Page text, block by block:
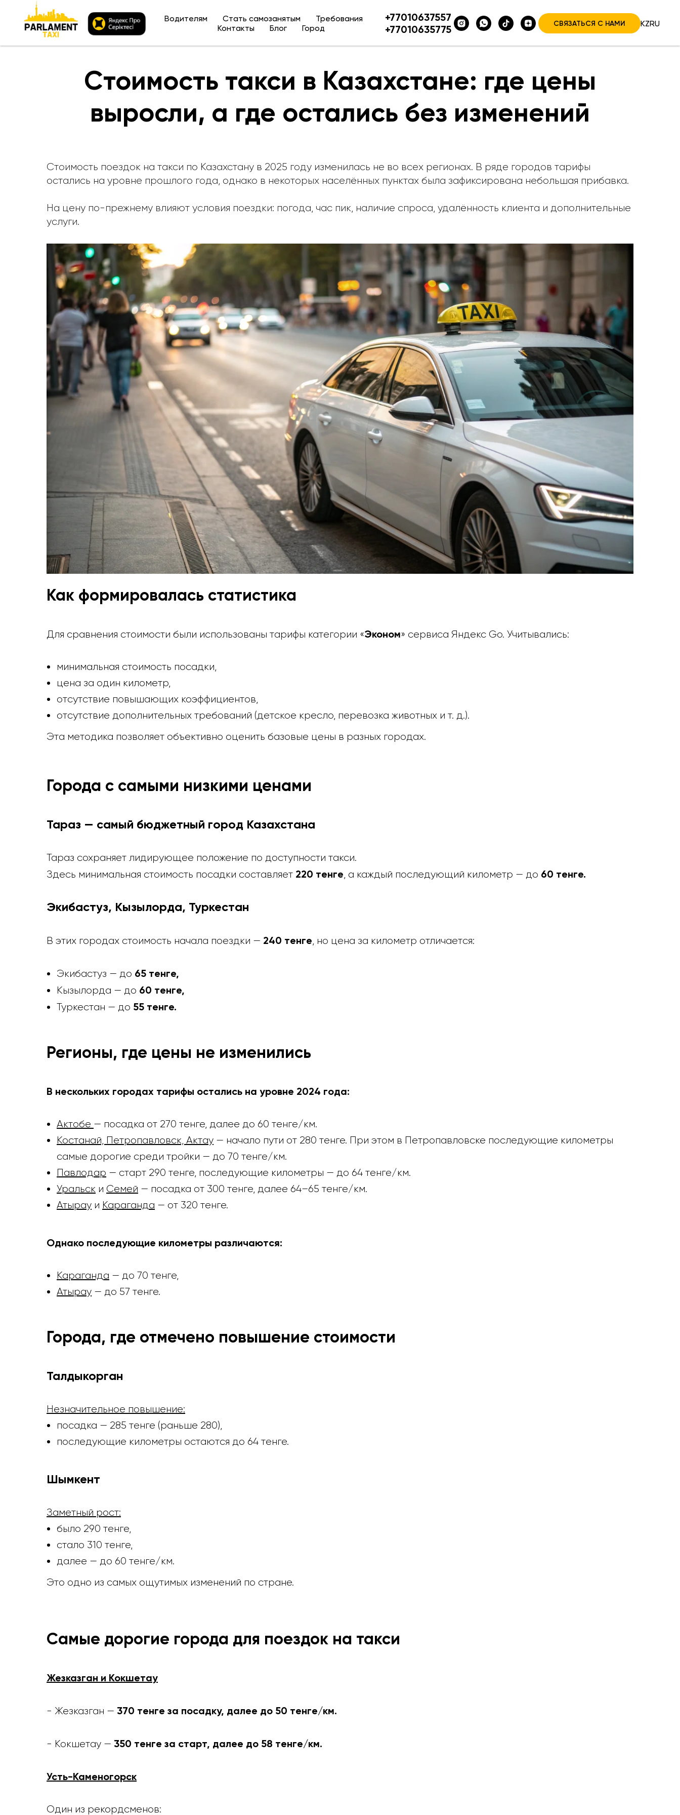
Водителям Стать самозанятым
Требования
Контакты
Блог Город
+77010637557
+77010635775
СВЯЗАТЬСЯ С НАМИ KZRU
Стоимость такси в Казахстане: где цены
выросли, а где остались без изменений
Стоимость поездок на такси по Казахстану в 2025 году изменилась не во всех регионах. В ряде городов тарифы
остались на уровне прошлого года, однако в некоторых населённых пунктах была зафиксирована небольшая прибавка.
На цену по-прежнему влияют условия поездки: погода, час пик, наличие спроса, удалённость клиента и дополнительные
услуги.
Как формировалась статистика
Для сравнения стоимости были использованы тарифы категории «Эконом» сервиса Яндекс Go. Учитывались:
минимальная стоимость посадки,
цена за один километр,
отсутствие повышающих коэффициентов,
отсутствие дополнительных требований (детское кресло, перевозка животных и т. д.).
Эта методика позволяет объективно оценить базовые цены в разных городах.
Города с самыми низкими ценами
Тараз — самый бюджетный город Казахстана
Тараз сохраняет лидирующее положение по доступности такси.
Здесь минимальная стоимость посадки составляет 220 тенге, а каждый последующий километр — до 60 тенге.
Экибастуз, Кызылорда, Туркестан
В этих городах стоимость начала поездки — 240 тенге, но цена за километр отличается:
Экибастуз — до 65 тенге,
Кызылорда — до 60 тенге,
Туркестан — до 55 тенге.
Регионы, где цены не изменились
В нескольких городах тарифы остались на уровне 2024 года:
Актобе — посадка от 270 тенге, далее до 60 тенге/км.
Костанай, Петропавловск, Актау — начало пути от 280 тенге. При этом в Петропавловске последующие километры
самые дорогие среди тройки — до 70 тенге/км.
Павлодар — старт 290 тенге, последующие километры — до 64 тенге/км.
Уральск и Семей — посадка от 300 тенге, далее 64–65 тенге/км.
Атырау и Караганда — от 320 тенге.
Однако последующие километры различаются:
Караганда — до 70 тенге,
Атырау — до 57 тенге.
Города, где отмечено повышение стоимости
Талдыкорган
Незначительное повышение:
посадка — 285 тенге (раньше 280),
последующие километры остаются до 64 тенге.
Шымкент
Заметный рост:
было 290 тенге,
стало 310 тенге,
далее — до 60 тенге/км.
Это одно из самых ощутимых изменений по стране.
Самые дорогие города для поездок на такси
Жезказган и Кокшетау
- Жезказган — 370 тенге за посадку, далее до 50 тенге/км.
- Кокшетау — 350 тенге за старт, далее до 58 тенге/км.
Усть-Каменогорск
Один из рекордсменов: